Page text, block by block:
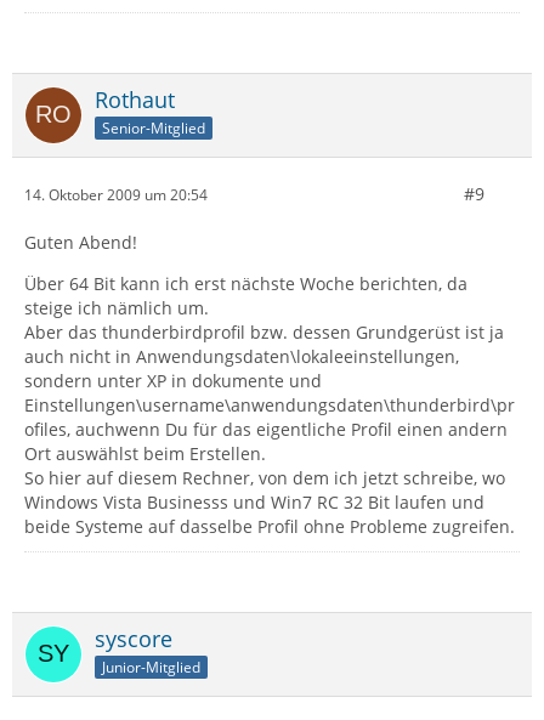
Rothaut
Senior-Mitglied
14. Oktober 2009 um 20:54 #9
Guten Abend!
Über 64 Bit kann ich erst nächste Woche berichten, da
steige ich nämlich um.
Aber das thunderbirdprofil bzw. dessen Grundgerüst ist ja
auch nicht in Anwendungsdaten\lokaleeinstellungen,
sondern unter XP in dokumente und
Einstellungen\username\anwendungsdaten\thunderbird\pr
ofiles, auchwenn Du für das eigentliche Profil einen andern
Ort auswählst beim Erstellen.
So hier auf diesem Rechner, von dem ich jetzt schreibe, wo
Windows Vista Businesss und Win7 RC 32 Bit laufen und
beide Systeme auf dasselbe Profil ohne Probleme zugreifen.
syscore
Junior-Mitglied